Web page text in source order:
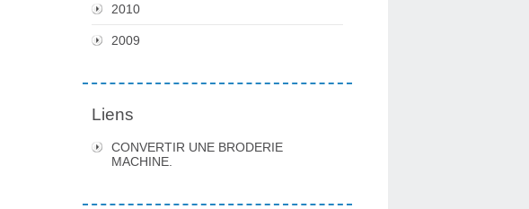
2010
2009
Liens
CONVERTIR UNE BRODERIE
MACHINE.